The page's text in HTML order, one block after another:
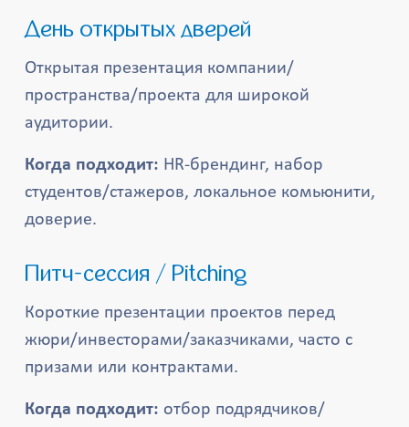
День открытых дверей
Открытая презентация компании/
пространства/проекта для широкой
аудитории.
Когда подходит: HR-брендинг, набор
студентов/стажеров, локальное комьюнити,
доверие.
Питч-сессия / Pitching
Короткие презентации проектов перед
жюри/инвесторами/заказчиками, часто с
призами или контрактами.
Когда подходит: отбор подрядчиков/